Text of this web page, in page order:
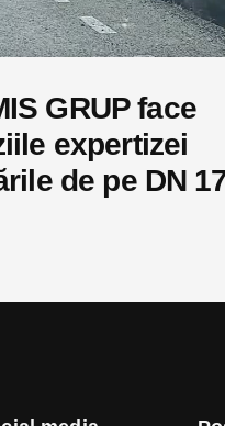
GRUP face
expertizei
de pe DN